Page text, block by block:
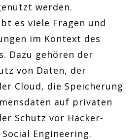
werden.
es viele Fragen und
im Kontext des
Dazu gehören der
von Daten, der
Cloud, die Speicherung
auf privaten
Schutz vor Hacker-
Engineering.